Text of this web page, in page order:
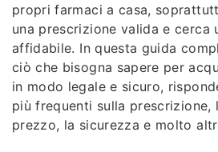
propri farmaci a casa,
una prescrizione valida e cerca
affidabile. In questa guida
ciò che bisogna sapere per
in modo legale e sicuro,
più frequenti sulla prescrizione,
prezzo, la sicurezza e molto